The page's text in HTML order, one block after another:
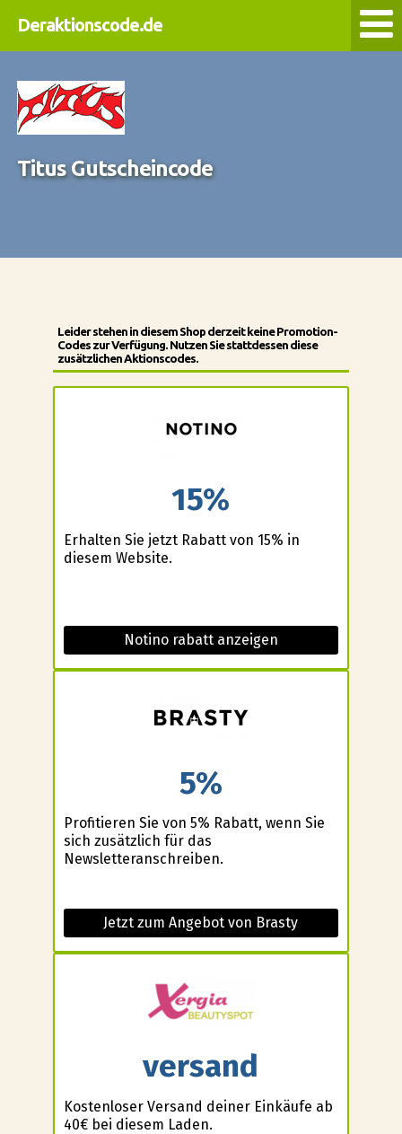
Deraktionscode.de
Titus Gutscheincode
Leider stehen in diesem Shop derzeit keine Promotion-
Codes zur Verfügung. Nutzen Sie stattdessen diese
zusätzlichen Aktionscodes.
15%
Erhalten Sie jetzt Rabatt von 15% in
diesem Website.
Notino rabatt anzeigen
5%
Profitieren Sie von 5% Rabatt, wenn Sie
sich zusätzlich für das
Newsletteranschreiben.
Jetzt zum Angebot von Brasty
versand
Kostenloser Versand deiner Einkäufe ab
40€ bei diesem Laden.